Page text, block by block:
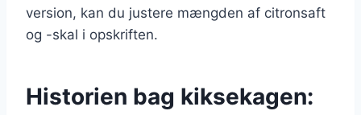
version, kan du justere mængden af citronsaft
og -skal i opskriften.
Historien bag kiksekagen: